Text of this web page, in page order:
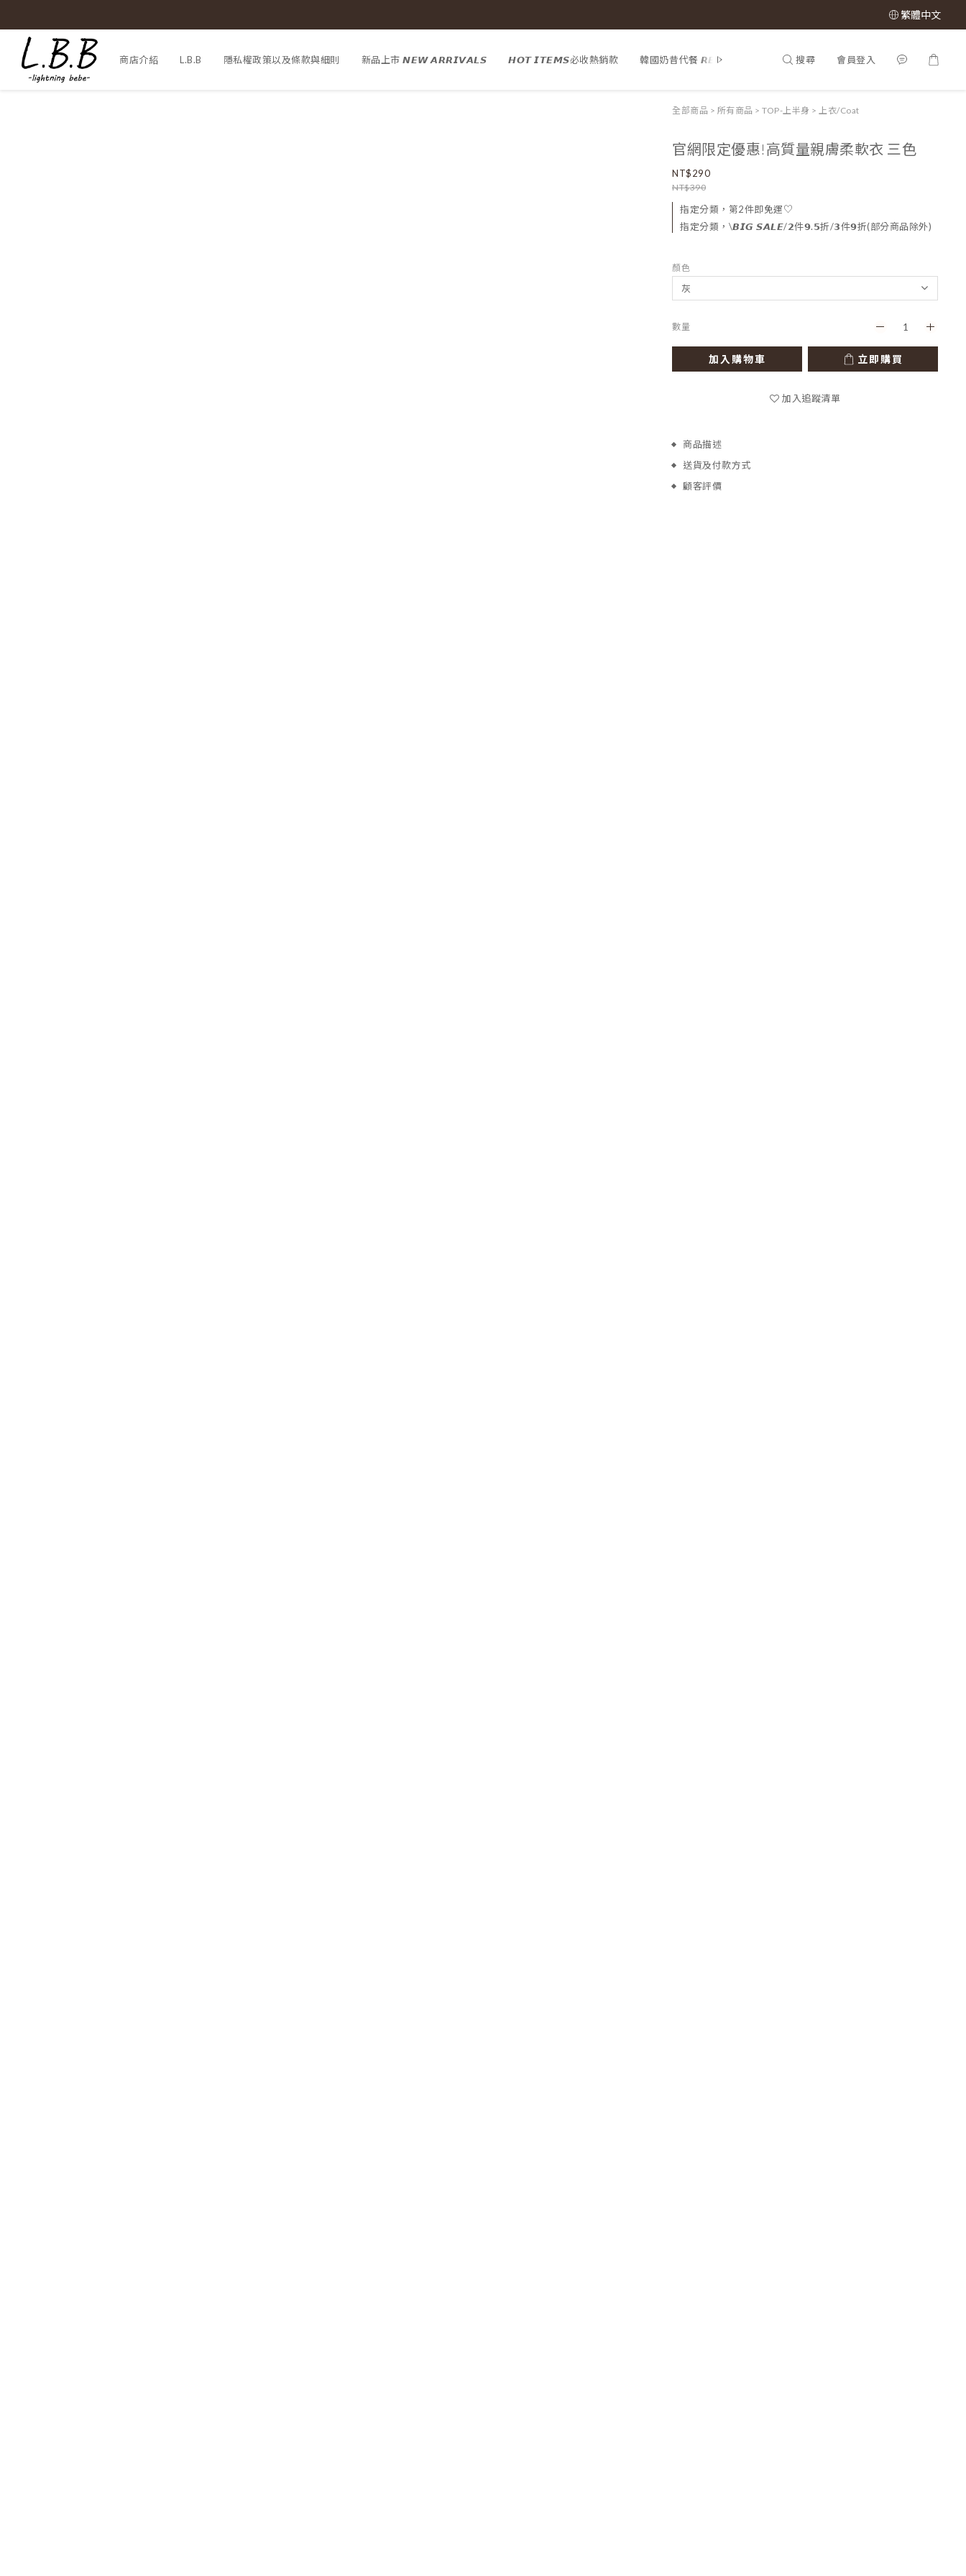
繁體中文
商店介紹 L.B.B 隱私權政策以及條款與細則 新品上市 𝙉𝙀𝙒 𝘼𝙍𝙍𝙄𝙑𝘼𝙇𝙎 𝙃𝙊𝙏 𝙄𝙏𝙀𝙈𝙎必收熱銷款 韓國奶昔代餐 𝙍𝙀𝙉𝙀𝙒 𝙋𝙃𝙔 𝕊𝔸𝕃𝔼 𝟝𝟘% 𝕠𝕗𝕗 所有商品 𝙈𝙇𝘽
搜尋 會員登入
全部商品 > 所有商品 > TOP-上半身 > 上衣/Coat
官網限定優惠!高質量親膚柔軟衣 三色
NT$290
NT$390
指定分類，第2件即免運♡
指定分類，\𝘽𝙄𝙂 𝙎𝘼𝙇𝙀/𝟮件𝟵.𝟱折/𝟯件𝟵折(部分商品除外)
顏色
數量
加入購物車 立即購買
加入追蹤清單
商品描述
送貨及付款方式
顧客評價